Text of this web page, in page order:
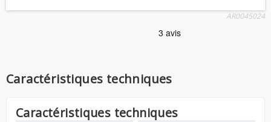
AR0045024
Caractéristiques techniques
Caractéristiques techniques